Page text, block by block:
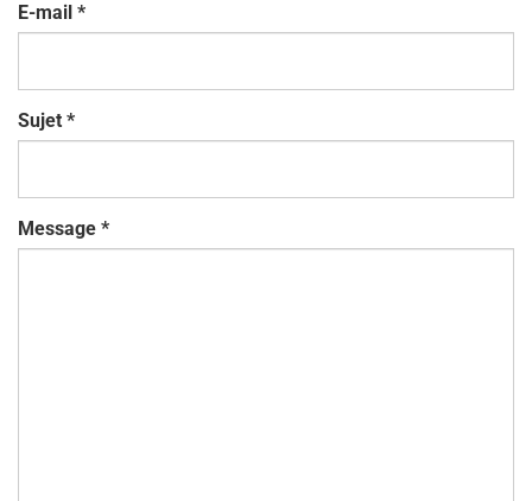
E-mail *
Sujet *
Message *